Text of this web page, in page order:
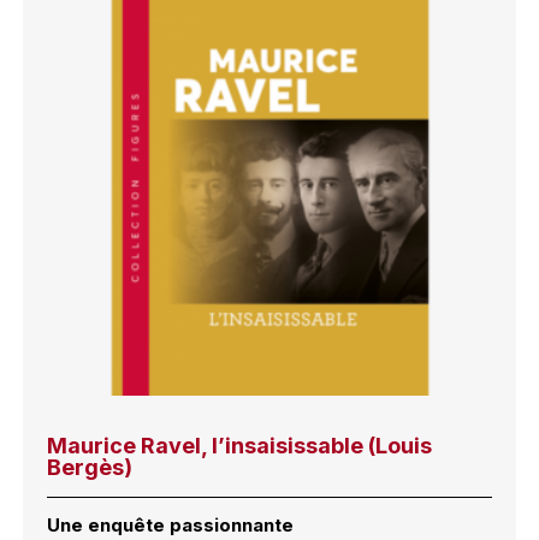
Maurice Ravel, l’insaisissable (Louis
Bergès)
Une enquête passionnante